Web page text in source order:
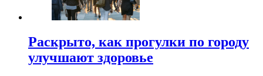
Раскрыто, как прогулки по городу
улучшают здоровье